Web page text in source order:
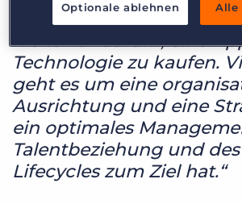
„Bei Connected
nicht nur darum, eine
Technologie zu kaufen.
geht es um eine
Ausrichtung und eine
ein optimales
Talentbeziehung und
Lifecycles zum Ziel hat.“
Optionale ablehnen Alle